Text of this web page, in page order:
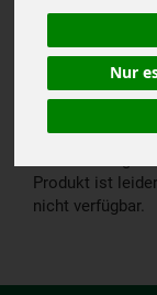
Nur
NICHT
Produkt ist
nicht verfügbar.